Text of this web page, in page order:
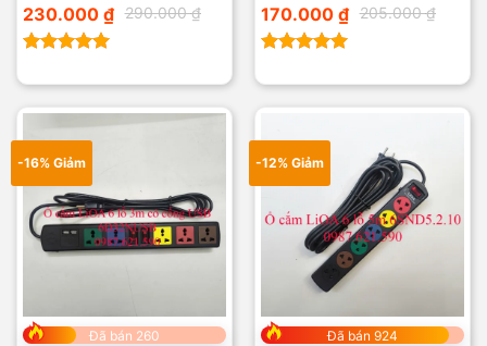
hạng5.00
290.000₫
Giá
gốc
là:
290.000 ₫.
230.000 ₫
Giá
hiện
tại
là:
hạng5.00
205.000₫
Giá
gốc
là:
205.000 ₫.
170.000 ₫
Giá
hiện
tại
là:
-16% Giảm
Đã bán 260
-12% Giảm
Đã bán 924